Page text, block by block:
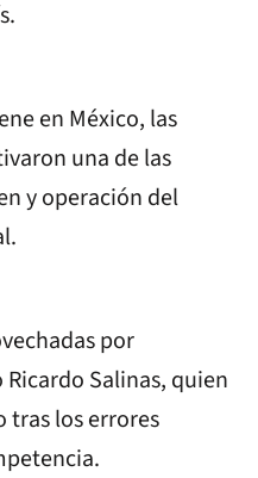
en México, las
una de las
y operación del
por
Salinas, quien
tras los errores